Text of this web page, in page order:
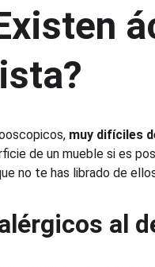
muy difíciles
de un mueble si es
no te has librado de
al